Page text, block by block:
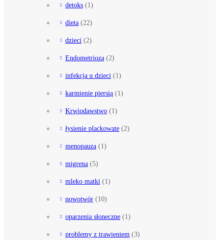
detoks (1)
dieta (22)
dzieci (2)
Endometrioza (2)
infekcja u dzieci (1)
karmienie piersią (1)
Krwiodawstwo (1)
łysienie plackowate (2)
menopauza (1)
migrena (5)
mleko matki (1)
nowotwór (10)
oparzenia słoneczne (1)
problemy z trawieniem (3)